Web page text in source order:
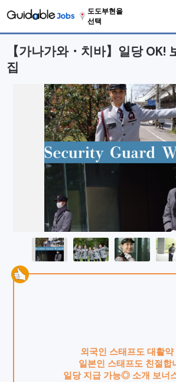
도도부현을
선택
【가나가와・치바】일당 OK!
집
외국인 스태프도 대활약
일본인 스태프도 친절합
일당 지급 가능◎ 소개 보너